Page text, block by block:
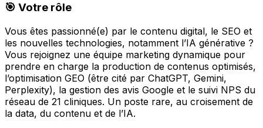
🎯 Votre rôle
Vous êtes passionné(e) par le contenu digital, le SEO et
les nouvelles technologies, notamment l’IA générative ?
Vous rejoignez une équipe marketing dynamique pour
prendre en charge la production de contenus optimisés,
l’optimisation GEO (être cité par ChatGPT, Gemini,
Perplexity), la gestion des avis Google et le suivi NPS du
réseau de 21 cliniques. Un poste rare, au croisement de
la data, du contenu et de l’IA.